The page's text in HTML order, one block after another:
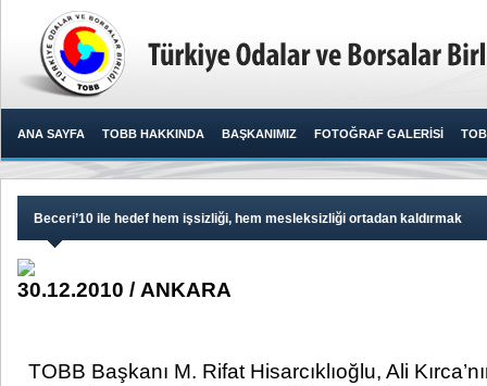
ANA SAYFA TOBB HAKKINDA BAŞKANIMIZ FOTOĞRAF GALERİSİ
Beceri’10 ile hedef hem işsizliği, hem mesleksizliği ortadan kaldırmak
30.12.2010 / ANKARA
TOBB Başkanı M. Rifat Hisarcıklıoğlu, Ali